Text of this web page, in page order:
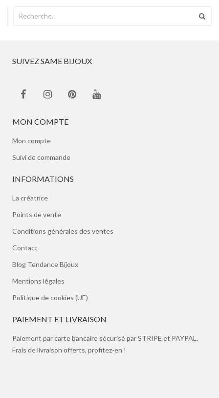
SUIVEZ SAME BIJOUX
MON COMPTE
Mon compte
Suivi de commande
INFORMATIONS
La créatrice
Points de vente
Conditions générales des ventes
Contact
Blog Tendance Bijoux
Mentions légales
Politique de cookies (UE)
PAIEMENT ET LIVRAISON
Paiement par carte bancaire sécurisé par STRIPE et PAYPAL.
Frais de livraison offerts, profitez-en !